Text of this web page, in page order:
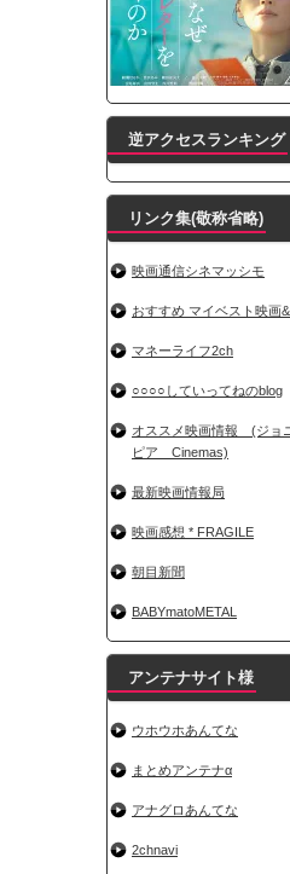
逆アクセスランキング
リンク集(敬称省略)
映画通信シネマッシモ
おすすめ マイベスト映画
マネーライフ2ch
○○○○していってねのblog
オススメ映画情報 (ジョ
ピア Cinemas)
最新映画情報局
映画感想 * FRAGILE
朝目新聞
BABYmatoMETAL
アンテナサイト様
ウホウホあんてな
まとめアンテナα
アナグロあんてな
2chnavi